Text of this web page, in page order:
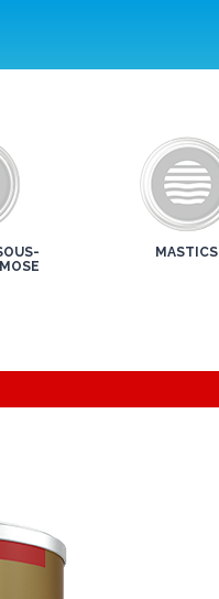
MASTICS